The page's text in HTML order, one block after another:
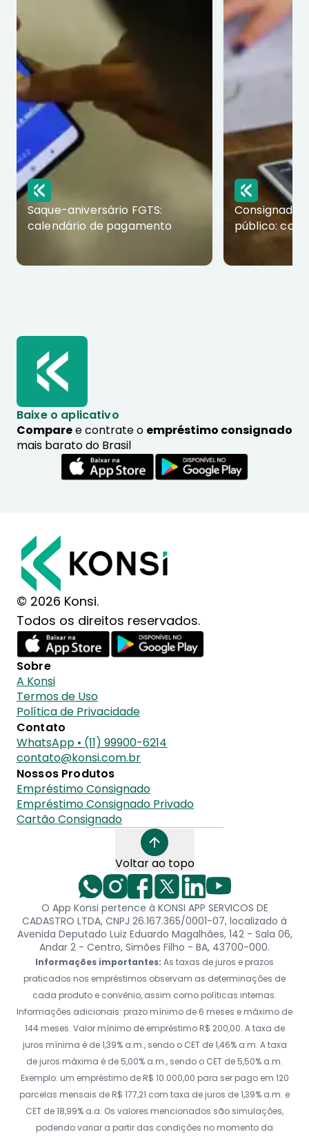
Saque-aniversário FGTS:
calendário de pagamento
Consignado
público:
Baixe o aplicativo
Comparee contrate o empréstimo consignado
mais barato do Brasil
© 2026 Konsi.
Todos os direitos reservados.
Sobre
A Konsi
Termos de Uso
Política de Privacidade
Contato
WhatsApp • (11) 99900-6214
contato@konsi.com.br
Nossos Produtos
Empréstimo Consignado
Empréstimo Consignado Privado
Cartão Consignado
Voltar ao topo
O App Konsi pertence à KONSI APP SERVICOS DE
CADASTRO LTDA, CNPJ 26.167.365/0001-07, localizado à
Avenida Deputado Luiz Eduardo Magalhães, 142 - Sala 06,
Andar 2 - Centro, Simões Filho - BA, 43700-000.
Informações importantes: As taxas de juros e prazos
praticados nos empréstimos observam as determinações de
cada produto e convênio, assim como políticas internas.
Informações adicionais: prazo mínimo de 6 meses e máximo de
144 meses. Valor mínimo de empréstimo R$ 200,00. A taxa de
juros mínima é de 1,39% a.m., sendo o CET de 1,46% a.m. A taxa
de juros máxima é de 5,00% a.m., sendo o CET de 5,50% a.m.
Exemplo: um empréstimo de R$ 10.000,00 para ser pago em 120
parcelas mensais de R$ 177,21 com taxa de juros de 1,39% a.m. e
CET de 18,99% a.a. Os valores mencionados são simulações,
podendo variar a partir das condições no momento da